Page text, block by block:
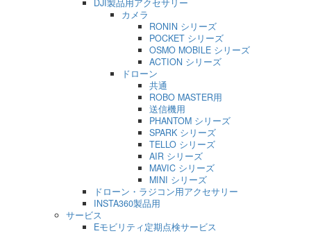
DJI製品用アクセサリー
カメラ
RONIN シリーズ
POCKET シリーズ
OSMO MOBILE シリーズ
ACTION シリーズ
ドローン
共通
ROBO MASTER用
送信機用
PHANTOM シリーズ
SPARK シリーズ
TELLO シリーズ
AIR シリーズ
MAVIC シリーズ
MINI シリーズ
ドローン・ラジコン用アクセサリー
INSTA360製品用
サービス
Eモビリティ定期点検サービス